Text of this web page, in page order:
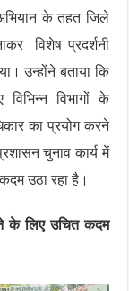
के तहत जिले
विशेष प्रदर्शनी
उन्होंने बताया कि
विभागों के
का प्रयोग करने
चुनाव कार्य में
उठा रहा है।
के लिए उचित कदम